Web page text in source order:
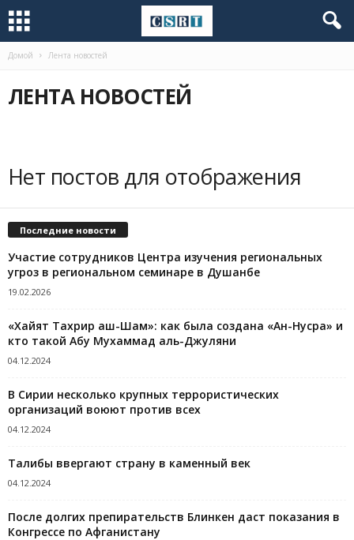
Домой Лента новостей
ЛЕНТА НОВОСТЕЙ
Нет постов для отображения
Последние новости
Участие сотрудников Центра изучения региональных
угроз в региональном семинаре в Душанбе
19.02.2026
«Хайят Тахрир аш-Шам»: как была создана «Ан-Нусра» и
кто такой Абу Мухаммад аль-Джуляни
04.12.2024
В Сирии несколько крупных террористических
организаций воюют против всех
04.12.2024
Талибы ввергают страну в каменный век
04.12.2024
После долгих препирательств Блинкен даст показания в
Конгрессе по Афганистану